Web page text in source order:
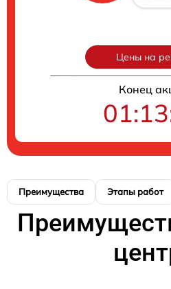
Цены на
Конец
Преимущества Этапы работ